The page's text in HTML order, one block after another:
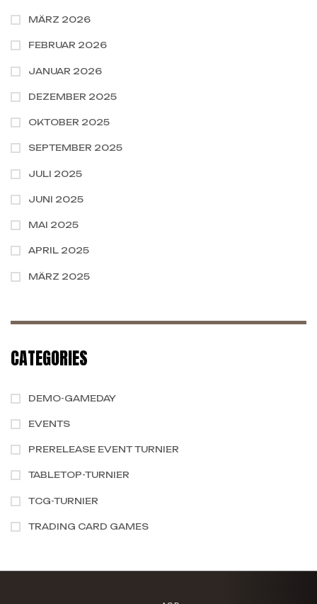
MÄRZ 2026
FEBRUAR 2026
JANUAR 2026
DEZEMBER 2025
OKTOBER 2025
SEPTEMBER 2025
JULI 2025
JUNI 2025
MAI 2025
APRIL 2025
MÄRZ 2025
CATEGORIES
DEMO-GAMEDAY
EVENTS
PRERELEASE EVENT TURNIER
TABLETOP-TURNIER
TCG-TURNIER
TRADING CARD GAMES